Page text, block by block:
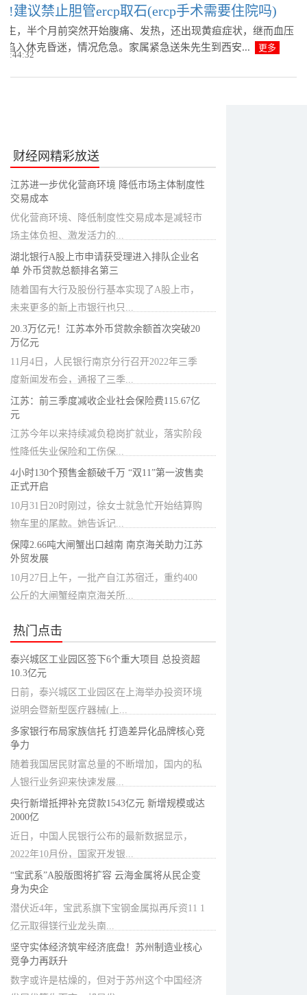
!建议禁止胆管ercp取石(ercp手术需要住院吗)
生，半个月前突然开始腹痛、发热，还出现黄疸症状，继而血压
陷入休克昏迷，情况危急。家属紧急送朱先生到西安...
更多
财经网精彩放送
江苏进一步优化营商环境 降低市场主体制度性
交易成本
优化营商环境、降低制度性交易成本是减轻市
场主体负担、激发活力的...
湖北银行A股上市申请获受理进入排队企业名
单 外币贷款总额排名第三
随着国有大行及股份行基本实现了A股上市，
未来更多的新上市银行也只...
20.3万亿元！江苏本外币贷款余额首次突破20
万亿元
11月4日，人民银行南京分行召开2022年三季
度新闻发布会，通报了三季...
江苏：前三季度减收企业社会保险费115.67亿
元
江苏今年以来持续减负稳岗扩就业，落实阶段
性降低失业保险和工伤保...
4小时130个预售金额破千万 “双11”第一波售卖
正式开启
10月31日20时刚过，徐女士就急忙开始结算购
物车里的尾款。她告诉记...
保障2.66吨大闸蟹出口越南 南京海关助力江苏
外贸发展
10月27日上午，一批产自江苏宿迁，重约400
公斤的大闸蟹经南京海关所...
热门点击
泰兴城区工业园区签下6个重大项目 总投资超
10.3亿元
日前，泰兴城区工业园区在上海举办投资环境
说明会暨新型医疗器械(上...
多家银行布局家族信托 打造差异化品牌核心竞
争力
随着我国居民财富总量的不断增加，国内的私
人银行业务迎来快速发展...
央行新增抵押补充贷款1543亿元 新增规模或达
2000亿
近日，中国人民银行公布的最新数据显示，
2022年10月份，国家开发银...
“宝武系”A股版图将扩容 云海金属将从民企变
身为央企
潜伏近4年，宝武系旗下宝钢金属拟再斥资11 1
亿元取得镁行业龙头南...
坚守实体经济筑牢经济底盘！苏州制造业核心
竞争力再跃升
数字或许是枯燥的，但对于苏州这个中国经济